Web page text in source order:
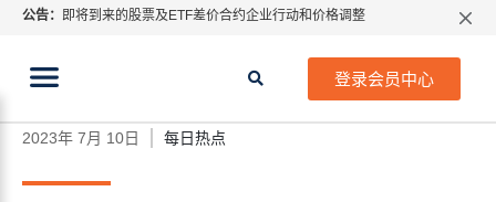
公告： 即将到来的股票及ETF差价合约企业行动和价格调整
ATFX呼吁推进金融市场合规、安全、有序、良性发展
登录会员中心
当前位置:
环球汇市：大非农数据不及预期，美
指大跌之际，欧元冲击1.1000关口
2023年 7月 10日 每日热点